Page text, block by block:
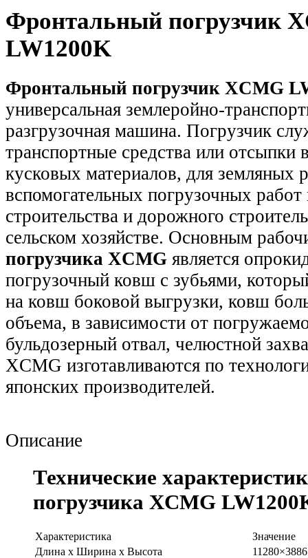
Фронтальный погрузчик
LW1200K
Фронтальный погрузчик XCMG
универсальная землеройно-
разгрузочная машина. Погрузчик
транспортные средства или отсыпки
кусковых материалов, для земляных
вспомогательных погрузочных работ
строительства и дорожного
сельском хозяйстве. Основным
погрузчика XCMG является
погрузочный ковш с зубьями,
на ковш боковой выгрузки, ковш
объема, в зависимости от
бульдозерный отвал, челюстной
XCMG изготавливаются по
японских производителей.
Описание
Технические
погрузчика XCMG
Характеристика
Значение
Длина x Ширина x Высота